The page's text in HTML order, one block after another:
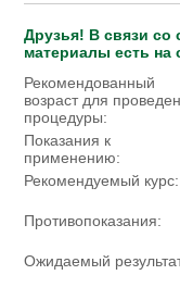
Друзья! В связи со
материалы есть на
Рекомендованный
возраст для
процедуры:
Показания к
применению:
Рекомендуемый курс:
Противопоказания:
Ожидаемый